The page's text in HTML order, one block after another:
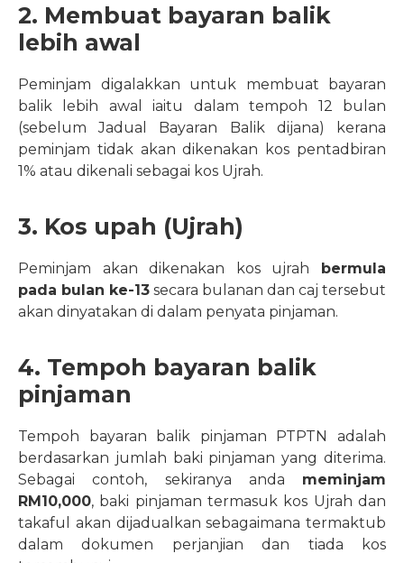
2. Membuat bayaran balik
lebih awal
Peminjam digalakkan untuk membuat bayaran
balik lebih awal iaitu dalam tempoh 12 bulan
(sebelum Jadual Bayaran Balik dijana) kerana
peminjam tidak akan dikenakan kos pentadbiran
1% atau dikenali sebagai kos Ujrah.
3. Kos upah (Ujrah)
Peminjam akan dikenakan kos ujrah bermula
pada bulan ke-13 secara bulanan dan caj tersebut
akan dinyatakan di dalam penyata pinjaman.
4. Tempoh bayaran balik
pinjaman
Tempoh bayaran balik pinjaman PTPTN adalah
berdasarkan jumlah baki pinjaman yang diterima.
Sebagai contoh, sekiranya anda meminjam
RM10,000, baki pinjaman termasuk kos Ujrah dan
takaful akan dijadualkan sebagaimana termaktub
dalam dokumen perjanjian dan tiada kos